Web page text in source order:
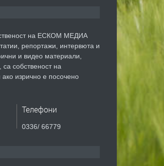
на ЕСКОМ МЕДИА
репортажи, интервюта и
и видео материали,
са собственост на
изрично е посочено
Телефони
0336/ 66779